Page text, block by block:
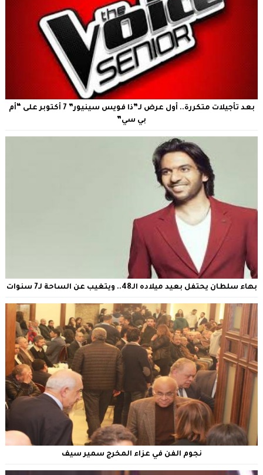
بعد تأجيلات متكررة.. أول عرض لـ”ذا فويس سينيور” 7 أكتوبر على “أم
بي سي”
بهاء سلطان يحتفل بعيد ميلاده الـ48.. ويتغيب عن الساحة لـ7 سنوات
نجوم الفن في عزاء المخرج سمير سيف